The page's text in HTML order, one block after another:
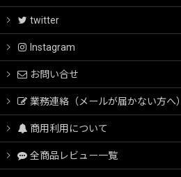
twitter
Instagram
お問い合せ
業務連絡（メールが届かない方へ）
商用利用について
全商品レビュー一覧